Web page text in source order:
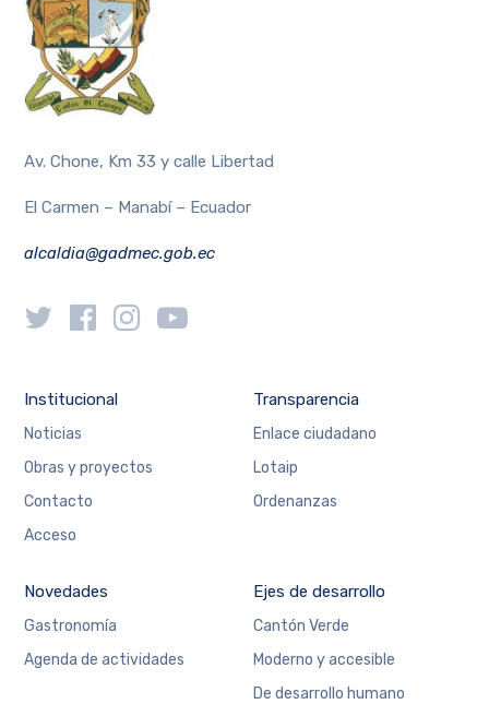
Av. Chone, Km 33 y calle Libertad
El Carmen – Manabí – Ecuador
alcaldia@gadmec.gob.ec
Institucional
Noticias
Obras y proyectos
Contacto
Acceso
Transparencia
Enlace ciudadano
Lotaip
Ordenanzas
Novedades
Gastronomía
Agenda de actividades
Ejes de desarrollo
Cantón Verde
Moderno y accesible
De desarrollo humano